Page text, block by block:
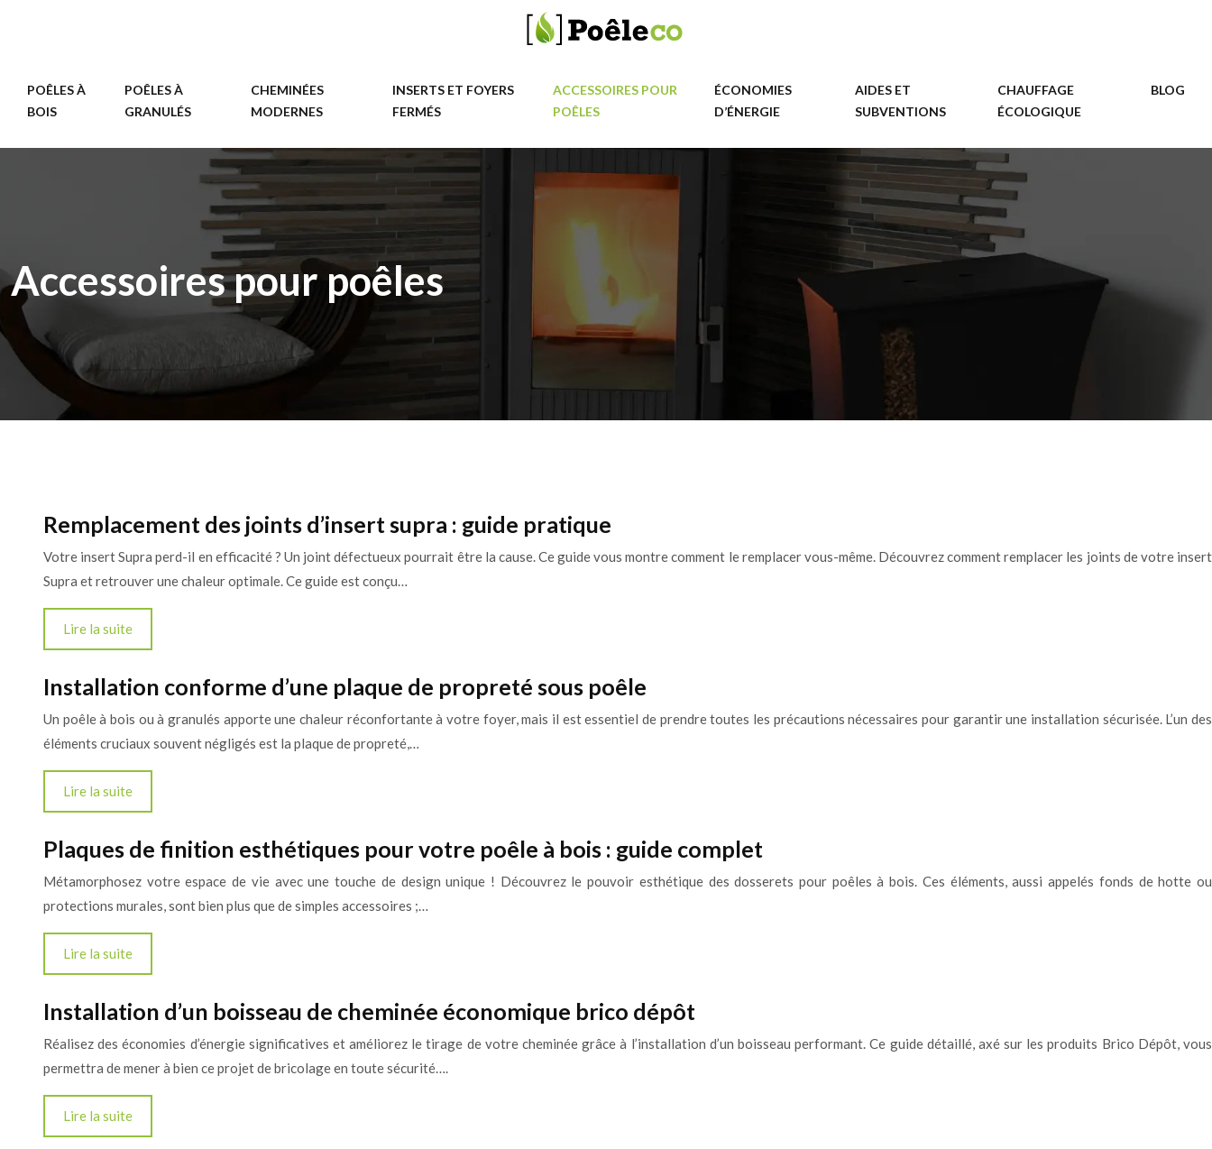
POÊLES À
BOIS
POÊLES À
GRANULÉS
CHEMINÉES
MODERNES
INSERTS ET FOYERS
FERMÉS
ACCESSOIRES POUR
POÊLES
ÉCONOMIES
D’ÉNERGIE
AIDES ET
SUBVENTIONS
CHAUFFAGE
ÉCOLOGIQUE
BLOG
Accessoires pour poêles
Remplacement des joints d’insert supra : guide pratique
Votre insert Supra perd-il en efficacité ? Un joint défectueux pourrait être la cause. Ce guide vous montre comment le remplacer vous-même. Découvrez comment remplacer les joints de votre insert
Supra et retrouver une chaleur optimale. Ce guide est conçu…
Lire la suite
Installation conforme d’une plaque de propreté sous poêle
Un poêle à bois ou à granulés apporte une chaleur réconfortante à votre foyer, mais il est essentiel de prendre toutes les précautions nécessaires pour garantir une installation sécurisée. L’un des
éléments cruciaux souvent négligés est la plaque de propreté,…
Lire la suite
Plaques de finition esthétiques pour votre poêle à bois : guide complet
Métamorphosez votre espace de vie avec une touche de design unique ! Découvrez le pouvoir esthétique des dosserets pour poêles à bois. Ces éléments, aussi appelés fonds de hotte ou
protections murales, sont bien plus que de simples accessoires ;…
Lire la suite
Installation d’un boisseau de cheminée économique brico dépôt
Réalisez des économies d’énergie significatives et améliorez le tirage de votre cheminée grâce à l’installation d’un boisseau performant. Ce guide détaillé, axé sur les produits Brico Dépôt, vous
permettra de mener à bien ce projet de bricolage en toute sécurité….
Lire la suite